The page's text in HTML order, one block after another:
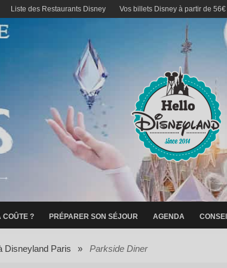
Liste des Restaurants Disney Vos billets Disney à partir de 56€
COÛTE ? PRÉPARER SON SÉJOUR AGENDA
Disneyland Paris » Parkside Diner